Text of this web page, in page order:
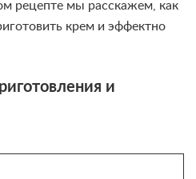
рецепте мы расскажем, как
крем и эффектно
и